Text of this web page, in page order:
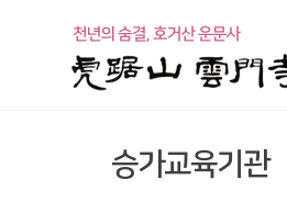
승가교육기관